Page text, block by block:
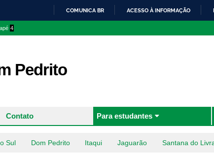
COMUNICA BR ACESSO À INFORMAÇÃO
4
Pedrito
Contato Para estudantes
Sul Dom Pedrito Itaqui Jaguarão Santana do